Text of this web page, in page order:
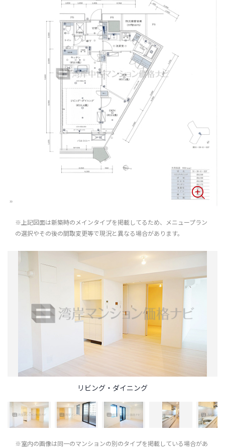
※上記図面は新築時のメインタイプを掲載してるため、メニュープラン
の選択やその後の間取変更等で現況と異なる場合があります。
リビング・ダイニング
※室内の画像は同一のマンションの別のタイプを掲載している場合があ